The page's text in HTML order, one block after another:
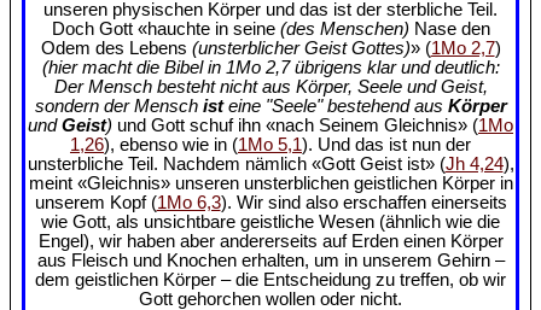
unseren physischen Körper und das ist der sterbliche Teil.
Doch Gott «hauchte in seine (des Menschen) Nase den
Odem des Lebens (unsterblicher Geist Gottes)» (1Mo 2,7)
(hier macht die Bibel in 1Mo 2,7 übrigens klar und deutlich:
Der Mensch besteht nicht aus Körper, Seele und Geist,
sondern der Mensch isteine "Seele" bestehend aus Körper
undGeist) und Gott schuf ihn «nach Seinem Gleichnis» (1Mo
1,26), ebenso wie in (1Mo 5,1). Und das ist nun der
unsterbliche Teil. Nachdem nämlich «Gott Geist ist» (Jh 4,24),
meint «Gleichnis» unseren unsterblichen geistlichen Körper in
unserem Kopf (1Mo 6,3). Wir sind also erschaffen einerseits
wie Gott, als unsichtbare geistliche Wesen (ähnlich wie die
Engel), wir haben aber andererseits auf Erden einen Körper
aus Fleisch und Knochen erhalten, um in unserem Gehirn –
dem geistlichen Körper – die Entscheidung zu treffen, ob wir
Gott gehorchen wollen oder nicht.